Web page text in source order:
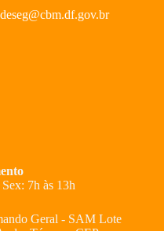
deseg@cbm.df.gov.br
7h às 13h
Geral - SAM Lote